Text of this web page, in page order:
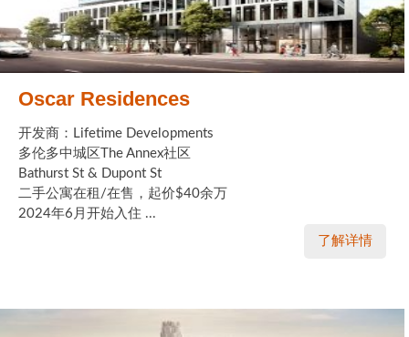
Oscar Residences
开发商：Lifetime Developments
多伦多中城区The Annex社区
Bathurst St & Dupont St
二手公寓在租/在售，起价$40余万
2024年6月开始入住 ...
了解详情